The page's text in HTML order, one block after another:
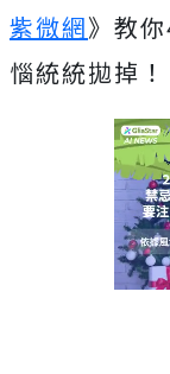
紫微網》教
惱統統拋掉！